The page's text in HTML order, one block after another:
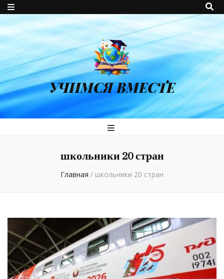
УЧИМСЯ ВМЕСТЕ
школьники 20 стран
Главная / школьники 20 стран